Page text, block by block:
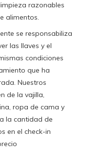
razonables
alimentos.
se responsabiliza
las llaves y el
condiciones
que ha
Nuestros
de la vajilla,
ropa de cama y
la cantidad de
en el check-in
Inicio
Disponibilidad